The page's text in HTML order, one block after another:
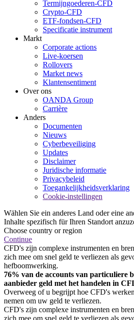
Termijngoederen-CFD
Crypto-CFD
ETF-fondsen-CFD
Specificatie instrument
Markt
Corporate actions
Live-koersen
Rollovers
Market news
Klantensentiment
Over ons
OANDA Group
Carrière
Anders
Documenten
Nieuws
Cyberbeveiliging
Updates
Disclaimer
Juridische informatie
Privacybeleid
Toegankelijkheidsverklaring
Cookie-instellingen
Wählen Sie ein anderes Land oder eine
Inhalte spezifisch für Ihren Standort
Choose country or region
Continue
CFD's zijn complexe instrumenten en
zich mee om snel geld te verliezen als
hefboomwerking.
76% van de accounts van particuliere
aanbieder geld met het handelen in
Overweeg of u begrijpt hoe CFD's
nemen om uw geld te verliezen.
CFD's zijn complexe instrumenten en